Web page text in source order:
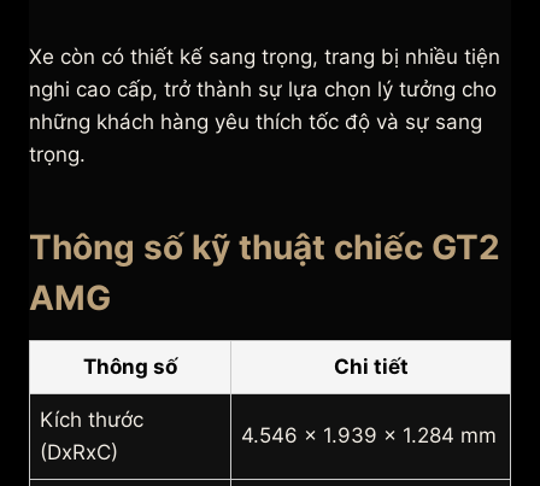
Xe còn có thiết kế sang trọng, trang bị nhiều tiện
nghi cao cấp, trở thành sự lựa chọn lý tưởng cho
những khách hàng yêu thích tốc độ và sự sang
trọng.
Thông số kỹ thuật chiếc GT2
AMG
Thông số Chi tiết
Kích thước
(DxRxC)
4.546 x 1.939 x 1.284 mm